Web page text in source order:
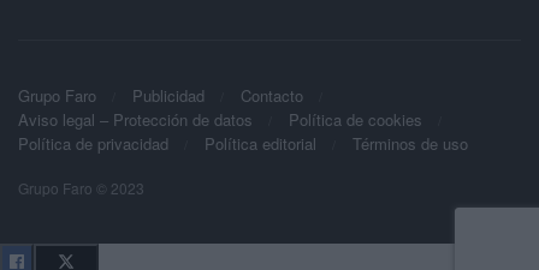
Grupo Faro Publicidad
Contacto
Aviso legal – Protección de datos
Política de cookies
Política de privacidad
Política editorial Términos de uso
Grupo Faro © 2023